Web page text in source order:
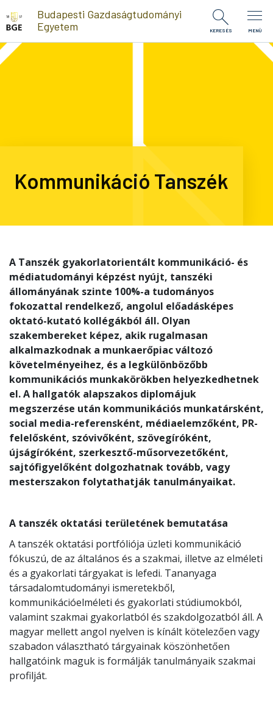
Ugrás a tartalomra
Budapesti Gazdaságtudományi
Egyetem
KERESÉS MENÜ
Kommunikáció Tanszék
A Tanszék gyakorlatorientált kommunikáció- és
médiatudományi képzést nyújt, tanszéki
állományának szinte 100%-a tudományos
fokozattal rendelkező, angolul előadásképes
oktató-kutató kollégákból áll. Olyan
szakembereket képez, akik rugalmasan
alkalmazkodnak a munkaerőpiac változó
követelményeihez, és a legkülönbözőbb
kommunikációs munkakörökben helyezkedhetnek
el. A hallgatók alapszakos diplomájuk
megszerzése után kommunikációs munkatársként,
social media-referensként, médiaelemzőként, PR-
felelősként, szóvivőként, szövegíróként,
újságíróként, szerkesztő-műsorvezetőként,
sajtófigyelőként dolgozhatnak tovább, vagy
mesterszakon folytathatják tanulmányaikat.
A tanszék oktatási területének bemutatása
A tanszék oktatási portfóliója üzleti kommunikáció
fókuszú, de az általános és a szakmai, illetve az elméleti
és a gyakorlati tárgyakat is lefedi. Tananyaga
társadalomtudományi ismeretekből,
kommunikációelméleti és gyakorlati stúdiumokból,
valamint szakmai gyakorlatból és szakdolgozatból áll. A
magyar mellett angol nyelven is kínált kötelezően vagy
szabadon választható tárgyainak köszönhetően
hallgatóink maguk is formálják tanulmányaik szakmai
profilját.